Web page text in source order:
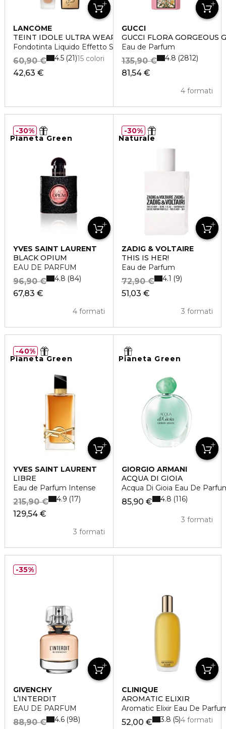
LANCÔME
TEINT IDOLE ULTRA WEAR
Fondotinta Liquido Effetto Seconda Pelle
42,63 €
60,90 € 15 colori
4.5 21
GUCCI
GUCCI FLORA GORGEOUS
Eau de Parfum
81,54 €
135,90 €
4 formati
4.8 2812
Pianeta Green
YVES SAINT LAURENT
BLACK OPIUM
EAU DE PARFUM
67,83 €
96,90 €
4 formati
4.8 84
30%
Naturale
ZADIG & VOLTAIRE
THIS IS HER!
Eau de Parfum
51,03 €
72,90 €
3 formati
4.1 9
30%
Pianeta Green
YVES SAINT LAURENT
LIBRE
Eau de Parfum Intense
129,54 €
215,90 €
3 formati
4.9 17
40%
Pianeta Green
GIORGIO ARMANI
ACQUA DI GIOIA
Acqua Di Gioia Eau De
85,90 €
3 formati
4.8 116
GIVENCHY
L’INTERDIT
EAU DE PARFUM
88,90 € 4.6 98
35%
CLINIQUE
AROMATIC ELIXIR
Aromatic Elixir Eau De
52,00 € 4 formati
3.8 5